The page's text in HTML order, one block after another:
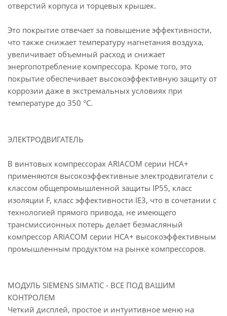
отверстий корпуса и торцевых крышек.
Это покрытие отвечает за повышение эффективности,
что также снижает температуру нагнетания воздуха,
увеличивает объемный расход и снижает
энергопотребление компрессора. Кроме того, это
покрытие обеспечивает высокоэффективную защиту от
коррозии даже в экстремальных условиях при
температуре до 350 °C.
ЭЛЕКТРОДВИГАТЕЛЬ
В винтовых компрессорах ARIACOM серии HCA+
применяются высокоэффективные электродвигатели с
классом общепромышленной защиты IP55, класс
изоляции F, класс эффективности IE3, что в сочетании с
технологией прямого привода, не имеющего
трансмиссионных потерь делает безмасляный
компрессор ARIACOM серии HCA+ высокоэффективным
промышленным продуктом на рынке компрессоров.
МОДУЛЬ SIEMENS SIMATIC - ВСЕ ПОД ВАШИМ
КОНТРОЛЕМ
Четкий дисплей, простое и интуитивное меню на